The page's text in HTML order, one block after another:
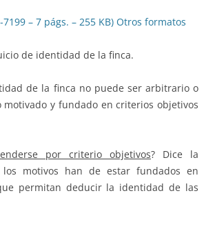
7199 – 7 págs. – 255 KB) Otros formatos
de identidad de la finca.
de la finca no puede ser arbitrario o
motivado y fundado en criterios objetivos
por criterio objetivos? Dice la
los motivos han de estar fundados en
permitan deducir la identidad de las